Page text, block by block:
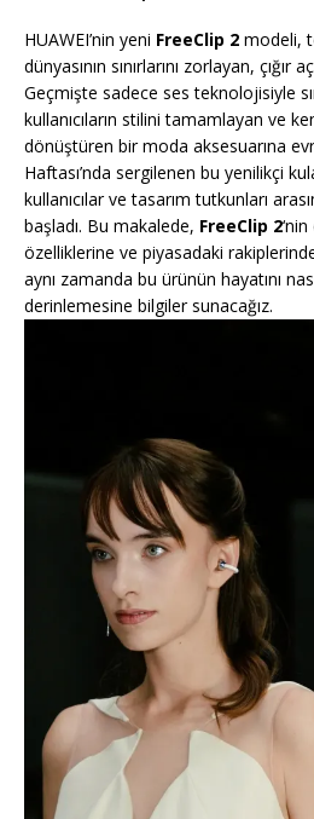
HUAWEI’nin yeni FreeClip 2 modeli,
dünyasının sınırlarını zorlayan, çığır
Geçmişte sadece ses teknolojisiyle
kullanıcıların stilini tamamlayan ve
dönüştüren bir moda aksesuarına
Haftası’nda sergilenen bu yenilikçi
kullanıcılar ve tasarım tutkunları
başladı. Bu makalede, FreeClip 2
özelliklerine ve piyasadaki
aynı zamanda bu ürünün hayatını
derinlemesine bilgiler sunacağız.